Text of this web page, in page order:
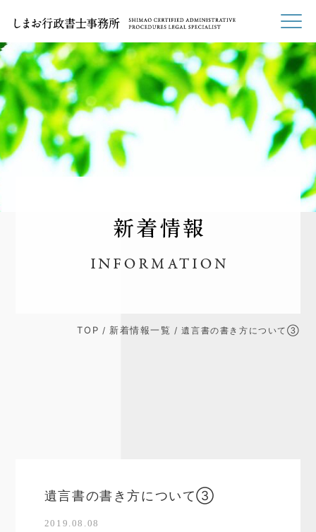
TOP / 新着情報一覧 / 遺言書の書き方について③
遺言書の書き方について③
2019.08.08